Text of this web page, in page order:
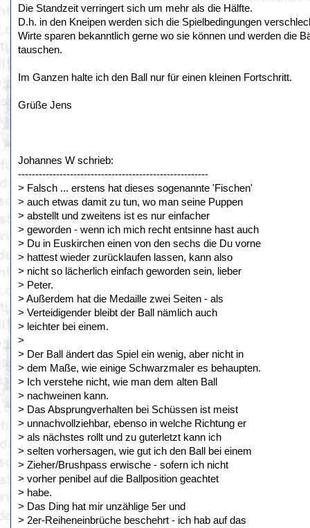
Die Standzeit verringert sich um mehr als die Hälfte.
D.h. in den Kneipen werden sich die Spielbedingungen
Wirte sparen bekanntlich gerne wo sie können und werden die
tauschen.
Im Ganzen halte ich den Ball nur für einen kleinen Fortschritt.
Grüße Jens
Johannes W schrieb:
-------------------------------------------------------
> Falsch ... erstens hat dieses sogenannte 'Fischen'
> auch etwas damit zu tun, wo man seine Puppen
> abstellt und zweitens ist es nur einfacher
> geworden - wenn ich mich recht entsinne hast auch
> Du in Euskirchen einen von den sechs die Du vorne
> hattest wieder zurücklaufen lassen, kann also
> nicht so lächerlich einfach geworden sein, lieber
> Peter.
> Außerdem hat die Medaille zwei Seiten - als
> Verteidigender bleibt der Ball nämlich auch
> leichter bei einem.
>
> Der Ball ändert das Spiel ein wenig, aber nicht in
> dem Maße, wie einige Schwarzmaler es behaupten.
> Ich verstehe nicht, wie man dem alten Ball
> nachweinen kann.
> Das Absprungverhalten bei Schüssen ist meist
> unnachvollziehbar, ebenso in welche Richtung er
> als nächstes rollt und zu guterletzt kann ich
> selten vorhersagen, wie gut ich den Ball bei einem
> Zieher/Brushpass erwische - sofern ich nicht
> vorher penibel auf die Ballposition geachtet
> habe.
> Das Ding hat mir unzählige 5er und
> 2er-Reiheneinbrüche beschehrt - ich hab auf das